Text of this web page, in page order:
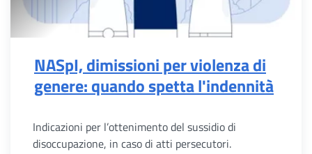
NASpI, dimissioni per violenza di
genere: quando spetta l'indennità
Indicazioni per l’ottenimento del sussidio di
disoccupazione, in caso di atti persecutori.